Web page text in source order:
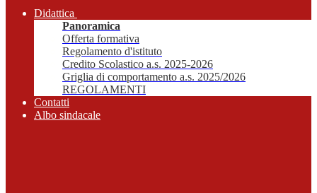
Didattica
Panoramica
Offerta formativa
Regolamento d'istituto
Credito Scolastico a.s. 2025-2026
Griglia di comportamento a.s. 2025/2026
REGOLAMENTI
Contatti
Albo sindacale